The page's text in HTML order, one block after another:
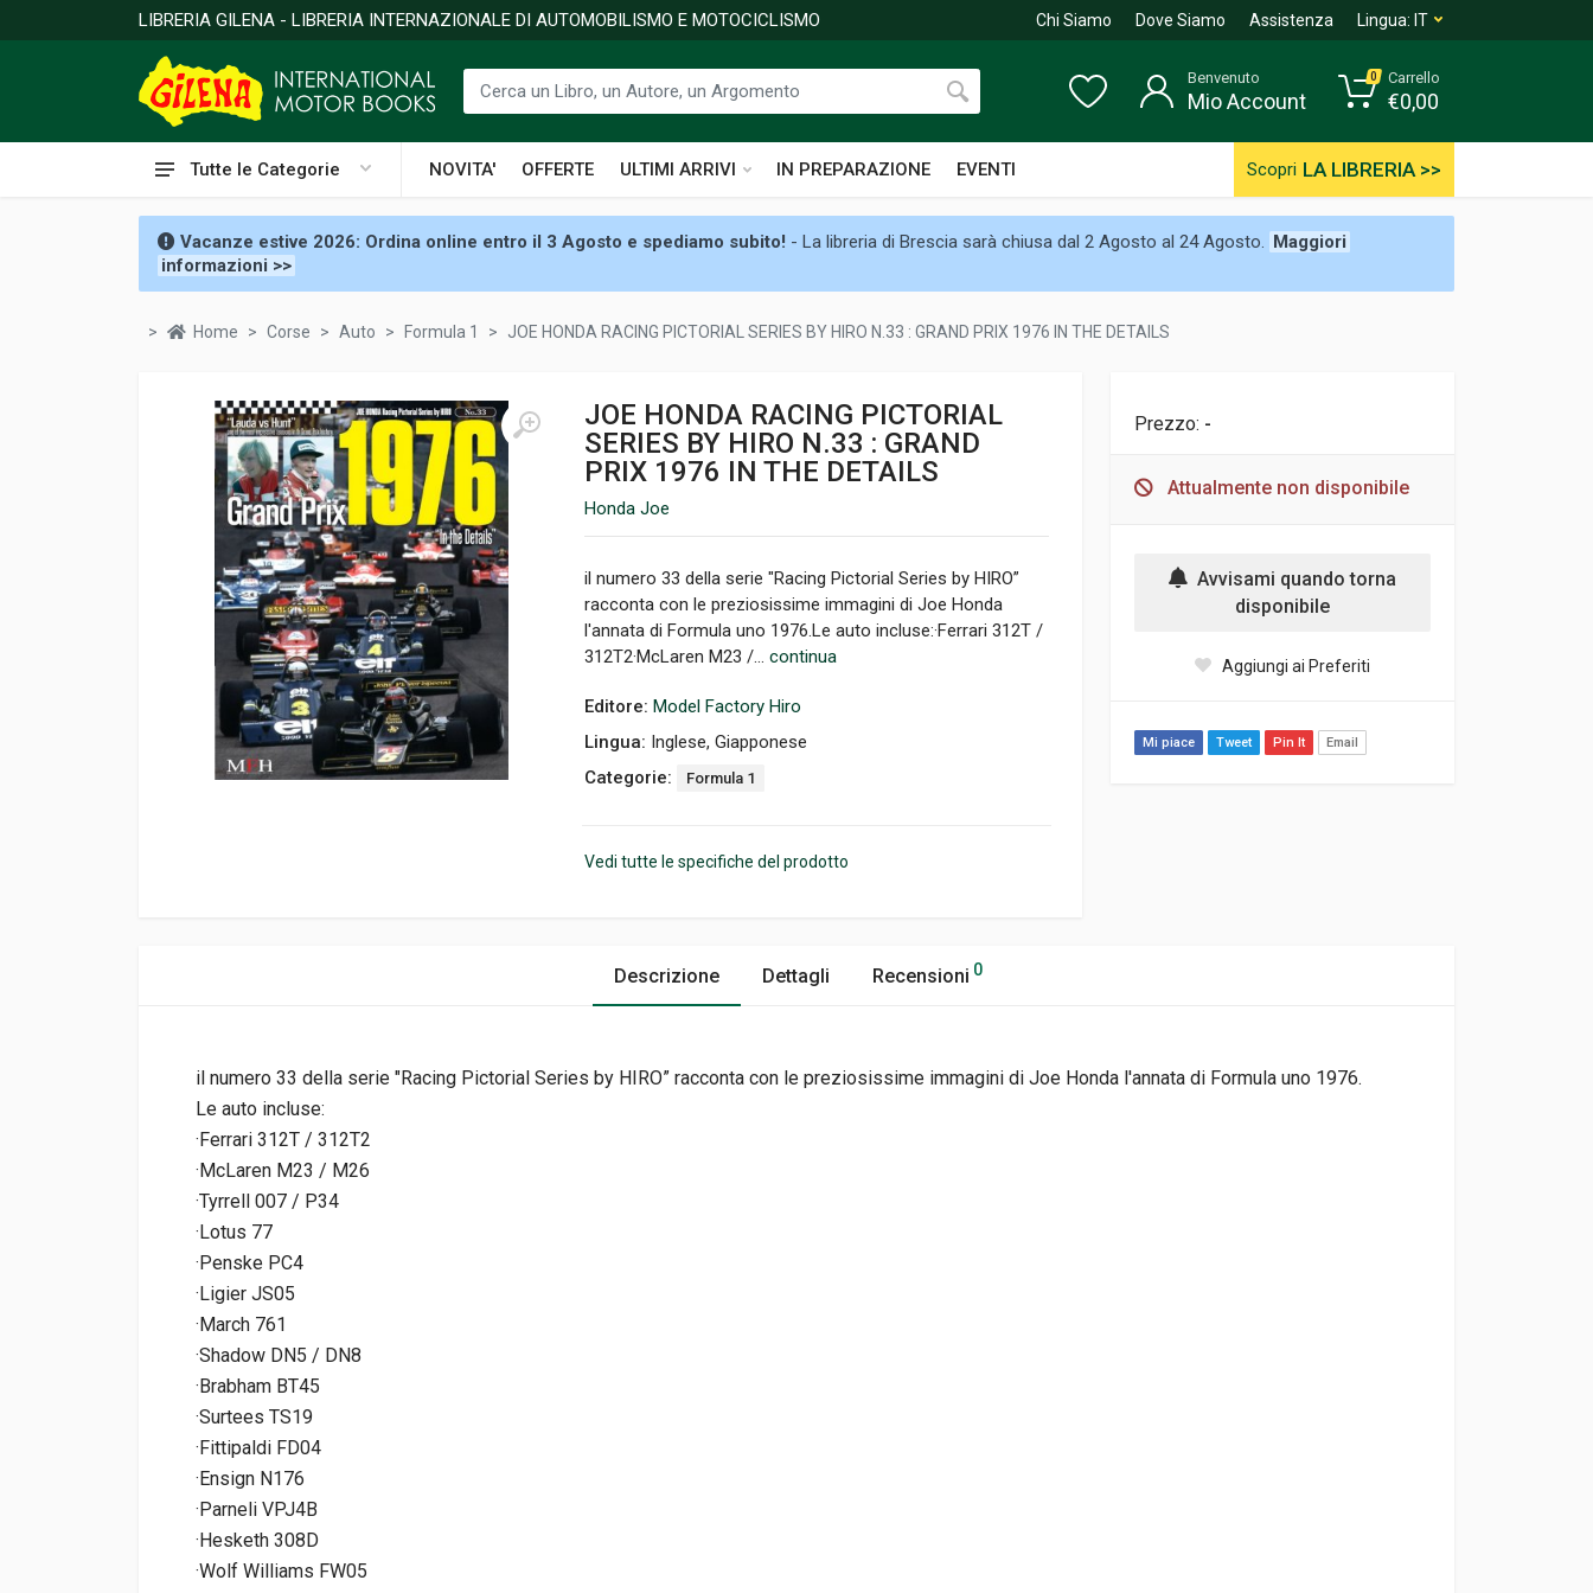
LIBRERIA GILENA - LIBRERIA INTERNAZIONALE DI AUTOMOBILISMO E MOTOCICLISMO Chi Siamo Dove Siamo Assistenza Lingua: IT
Tutte le Categorie NOVITA' OFFERTE ULTIMI ARRIVI IN PREPARAZIONE EVENTI Scopri LA LIBRERIA >>
Benvenuto
Mio Account
0 Carrello
€0,00
Vacanze estive 2026: Ordina online entro il 3 Agosto e spediamo subito! - La libreria di Brescia sarà chiusa dal 2 Agosto al 24 Agosto. Maggiori
informazioni >>
Home Corse Auto Formula 1 JOE HONDA RACING PICTORIAL SERIES BY HIRO N.33 : GRAND PRIX 1976 IN THE DETAILS
JOE HONDA RACING PICTORIAL
SERIES BY HIRO N.33 : GRAND
PRIX 1976 IN THE DETAILS
Honda Joe
il numero 33 della serie "Racing Pictorial Series by HIRO”
racconta con le preziosissime immagini di Joe Honda
l'annata di Formula uno 1976.Le auto incluse:·Ferrari 312T /
312T2·McLaren M23 /... continua
Editore: Model Factory Hiro
Lingua: Inglese, Giapponese
Categorie:
Formula 1
Vedi tutte le specifiche del prodotto
Prezzo: -
Attualmente non disponibile
Avvisami quando torna
disponibile
Aggiungi ai Preferiti
Mi piace Tweet Pin It Email
Descrizione Dettagli Recensioni 0
il numero 33 della serie "Racing Pictorial Series by HIRO” racconta con le preziosissime immagini di Joe Honda l'annata di Formula uno 1976.
Le auto incluse:
·Ferrari 312T / 312T2
·McLaren M23 / M26
·Tyrrell 007 / P34
·Lotus 77
·Penske PC4
·Ligier JS05
·March 761
·Shadow DN5 / DN8
·Brabham BT45
·Surtees TS19
·Fittipaldi FD04
·Ensign N176
·Parneli VPJ4B
·Hesketh 308D
·Wolf Williams FW05